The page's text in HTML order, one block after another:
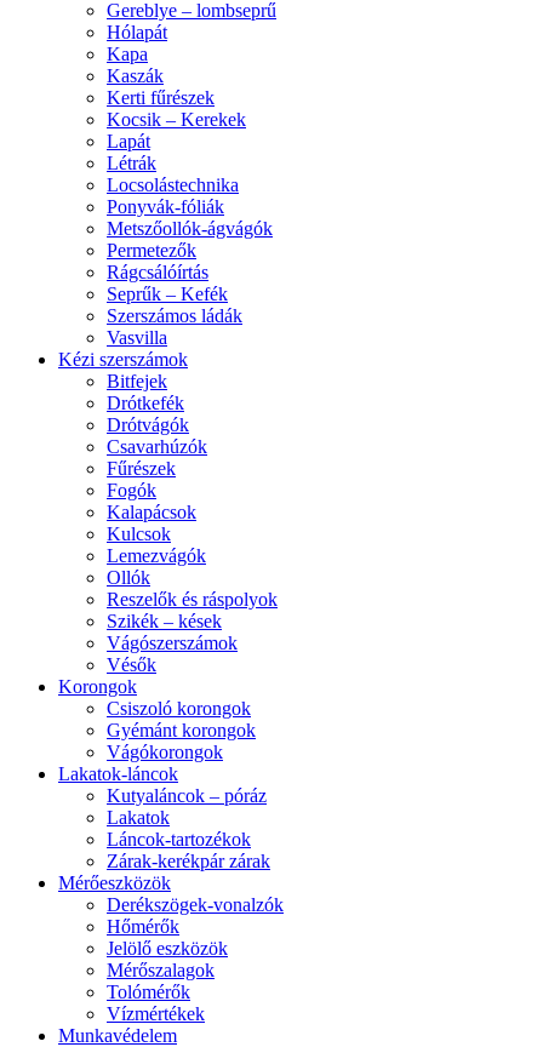
Gereblye – lombseprű
Hólapát
Kapa
Kaszák
Kerti fűrészek
Kocsik – Kerekek
Lapát
Létrák
Locsolástechnika
Ponyvák-fóliák
Metszőollók-ágvágók
Permetezők
Rágcsálóírtás
Seprűk – Kefék
Szerszámos ládák
Vasvilla
Kézi szerszámok
Bitfejek
Drótkefék
Drótvágók
Csavarhúzók
Fűrészek
Fogók
Kalapácsok
Kulcsok
Lemezvágók
Ollók
Reszelők és ráspolyok
Szikék – kések
Vágószerszámok
Vésők
Korongok
Csiszoló korongok
Gyémánt korongok
Vágókorongok
Lakatok-láncok
Kutyaláncok – póráz
Lakatok
Láncok-tartozékok
Zárak-kerékpár zárak
Mérőeszközök
Derékszögek-vonalzók
Hőmérők
Jelölő eszközök
Mérőszalagok
Tolómérők
Vízmértékek
Munkavédelem